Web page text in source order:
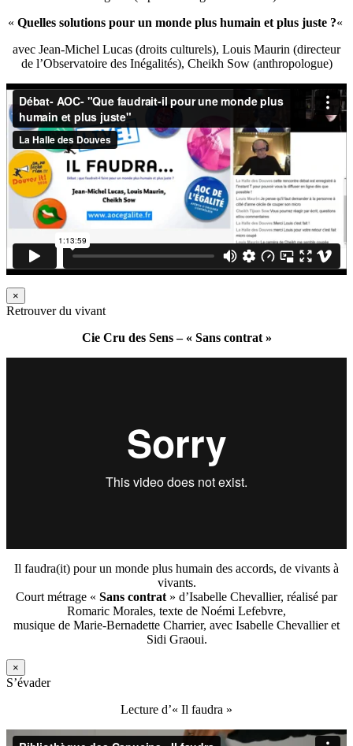
« Quelles solutions pour un monde plus humain et plus juste ?«
avec Jean-Michel Lucas (droits culturels), Louis Maurin (directeur
de l’Observatoire des Inégalités), Cheikh Sow (anthropologue)
×
Retrouver du vivant
Cie Cru des Sens – « Sans contrat »
Il faudra(it) pour un monde plus humain des accords, de vivants à
vivants.
Court métrage « Sans contrat » d’Isabelle Chevallier, réalisé par
Romaric Morales, texte de Noémi Lefebvre,
musique de Marie-Bernadette Charrier, avec Isabelle Chevallier et
Sidi Graoui.
×
S’évader
Lecture d’« Il faudra »